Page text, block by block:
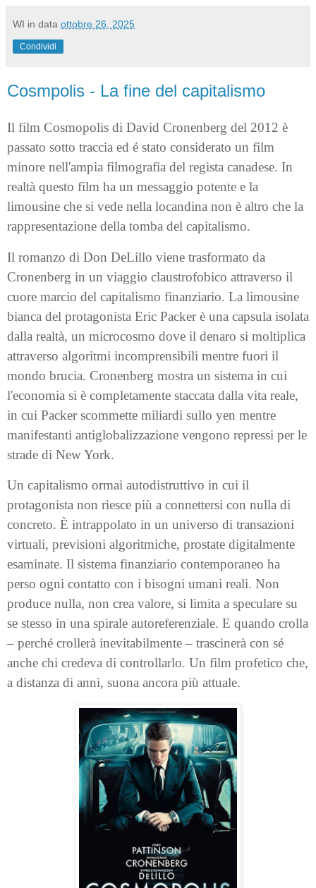
WI in data ottobre 26, 2025
Condividi
Cosmpolis - La fine del capitalismo
Il film Cosmopolis di David Cronenberg del 2012 è
passato sotto traccia ed é stato considerato un film
minore nell'ampia filmografia del regista canadese. In
realtà questo film ha un messaggio potente e la
limousine che si vede nella locandina non è altro che la
rappresentazione della tomba del capitalismo.
Il romanzo di Don DeLillo viene trasformato da
Cronenberg in un viaggio claustrofobico attraverso il
cuore marcio del capitalismo finanziario. La limousine
bianca del protagonista Eric Packer è una capsula isolata
dalla realtà, un microcosmo dove il denaro si moltiplica
attraverso algoritmi incomprensibili mentre fuori il
mondo brucia. Cronenberg mostra un sistema in cui
l'economia si è completamente staccata dalla vita reale,
in cui Packer scommette miliardi sullo yen mentre
manifestanti antiglobalizzazione vengono repressi per le
strade di New York.
Un capitalismo ormai autodistruttivo in cui il
protagonista non riesce più a connettersi con nulla di
concreto. È intrappolato in un universo di transazioni
virtuali, previsioni algoritmiche, prostate digitalmente
esaminate. Il sistema finanziario contemporaneo ha
perso ogni contatto con i bisogni umani reali. Non
produce nulla, non crea valore, si limita a speculare su
se stesso in una spirale autoreferenziale. E quando crolla
– perché crollerà inevitabilmente – trascinerà con sé
anche chi credeva di controllarlo. Un film profetico che,
a distanza di anni, suona ancora più attuale.